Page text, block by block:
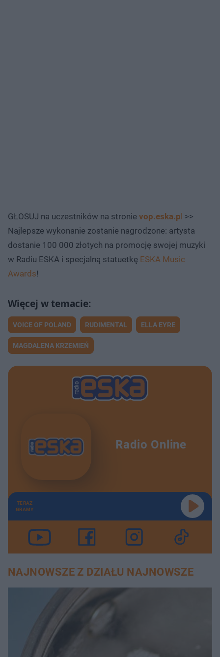
GŁOSUJ na uczestników na stronie vop.eska.pl >>
Najlepsze wykonanie zostanie nagrodzone: artysta
dostanie 100 000 złotych na promocję swojej muzyki
w Radiu ESKA i specjalną statuetkę ESKA Music
Awards!
VOICE OF POLAND RUDIMENTAL ELLA EYRE
MAGDALENA KRZEMIEŃ
Radio Online
TERAZ
GRAMY
NAJNOWSZE Z DZIAŁU NAJNOWSZE